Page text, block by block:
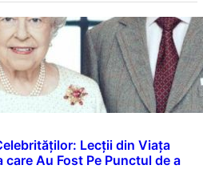
Lecții din Viața
Au Fost Pe Punctul de a